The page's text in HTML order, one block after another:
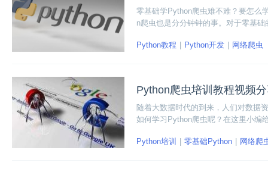
零基础学Python爬虫难不难？要怎么
n爬虫也是分分钟钟的事。对于零基
看看具体怎么学习Python爬虫吧！
Python教程 Python开发 网络爬虫
Python爬虫培训教程视频
随着大数据时代的到来，人们对数据
如何学习Python爬虫呢？在这里小编
Python培训
零基础Python 网络爬